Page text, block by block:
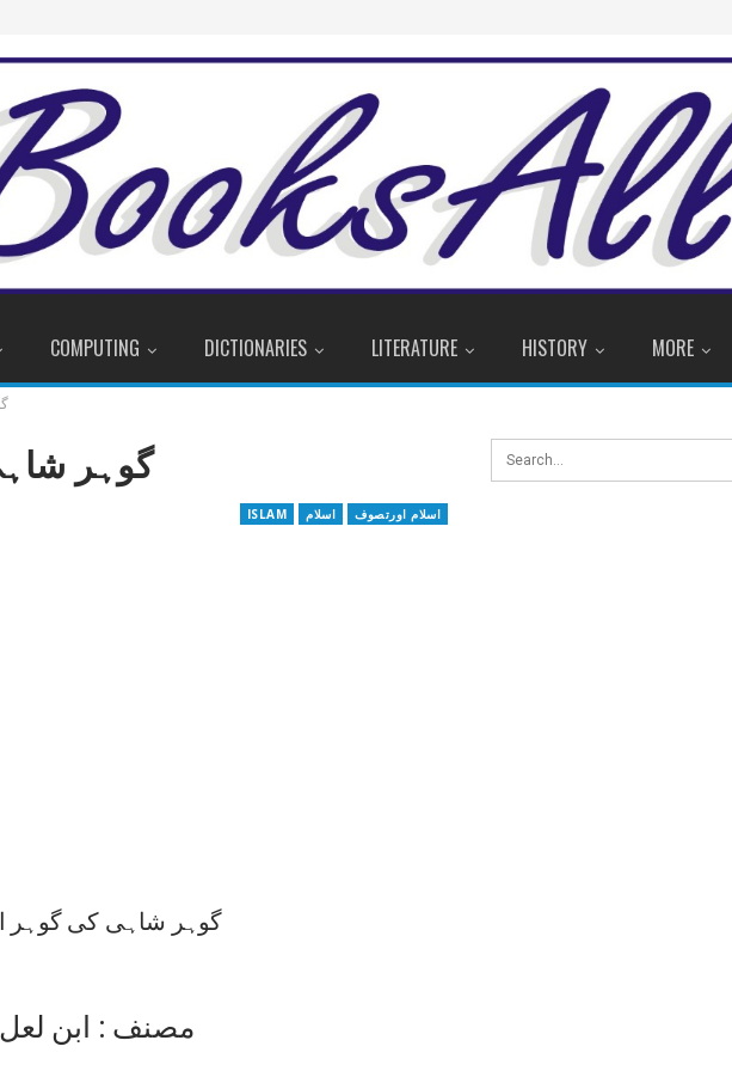
COMPUTING DICTIONARIES LITERATURE HISTORY MORE
گوہر
ISLAM اسلام اسلام اورتصوف
گوہر شاہی کی گوہر
مصنف : ابن